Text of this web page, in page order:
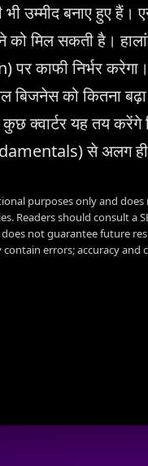
उम्मीद बनाए हुए हैं।
मिल सकती है।
काफी निर्भर
बिजनेस को कितना
क्वार्टर यह तय करेंगे
से अलग ही
purposes only and
Readers should consult a
not guarantee future
errors; accuracy